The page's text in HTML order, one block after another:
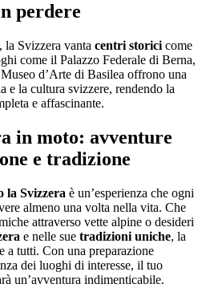
perdere
la Svizzera vanta centri storici come
come il Palazzo Federale di Berna,
d’Arte di Basilea offrono una
e la cultura svizzere, rendendo la
e affascinante.
in moto: avventure
e tradizione
la Svizzera è un’esperienza che ogni
almeno una volta nella vita. Che
attraverso vette alpine o desideri
e nelle sue tradizioni uniche, la
a tutti. Con una preparazione
dei luoghi di interesse, il tuo
un’avventura indimenticabile.